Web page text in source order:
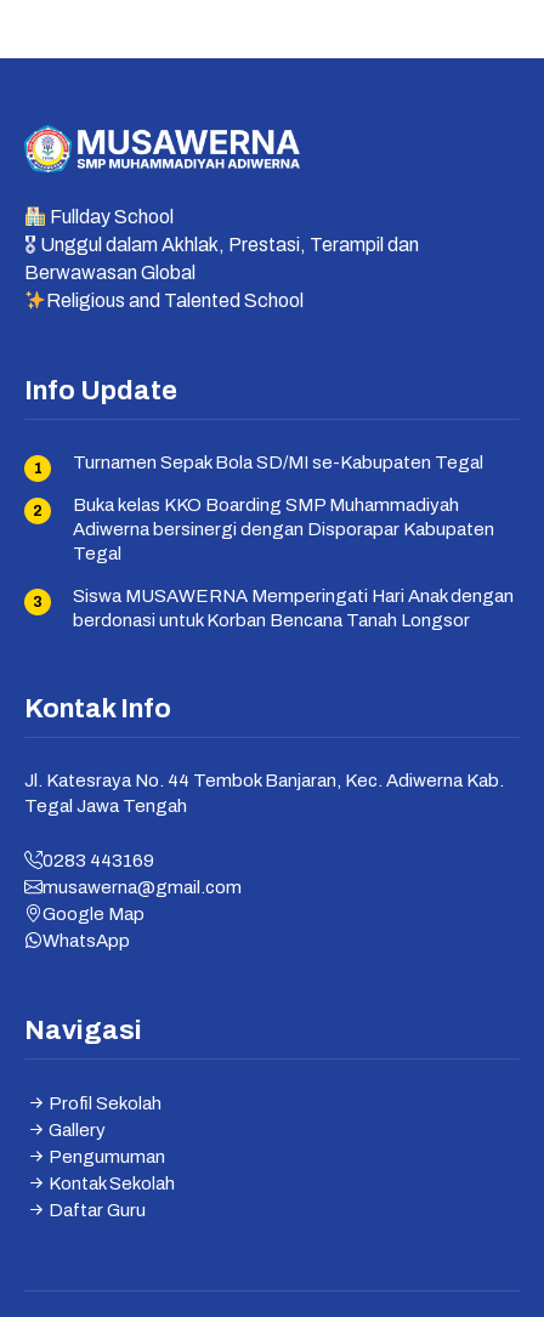
Fullday School
🎖 Unggul dalam Akhlak, Prestasi, Terampil dan
Berwawasan Global
Religious and Talented School
Info Update
Turnamen Sepak Bola SD/MI se-Kabupaten Tegal
Buka kelas KKO Boarding SMP Muhammadiyah
Adiwerna bersinergi dengan Disporapar Kabupaten
Tegal
Siswa MUSAWERNA Memperingati Hari Anak dengan
berdonasi untuk Korban Bencana Tanah Longsor
Kontak Info
Jl. Katesraya No. 44 Tembok Banjaran, Kec. Adiwerna Kab.
Tegal Jawa Tengah
0283 443169
musawerna@gmail.com
Google Map
WhatsApp
Navigasi
Profil Sekolah
Gallery
Pengumuman
Kontak Sekolah
Daftar Guru